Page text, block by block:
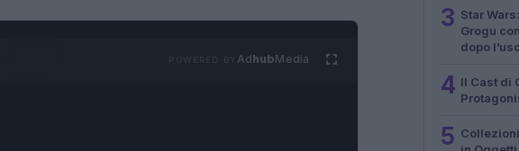
AdhubMedia
3 Star
Grogu
dopo
4 Il Cast di
5